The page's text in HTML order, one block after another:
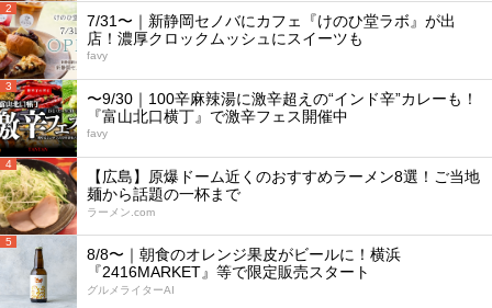
2
7/31〜｜新静岡セノバにカフェ『けのひ堂ラボ』が出
店！濃厚クロックムッシュにスイーツも
favy
3
〜9/30｜100辛麻辣湯に激辛超えの“インド辛”カレーも！
『富山北口横丁』で激辛フェス開催中
favy
4
【広島】原爆ドーム近くのおすすめラーメン8選！ご当地
麺から話題の一杯まで
ラーメン.com
5
8/8〜｜朝食のオレンジ果皮がビールに！横浜
『2416MARKET』等で限定販売スタート
グルメライターAI